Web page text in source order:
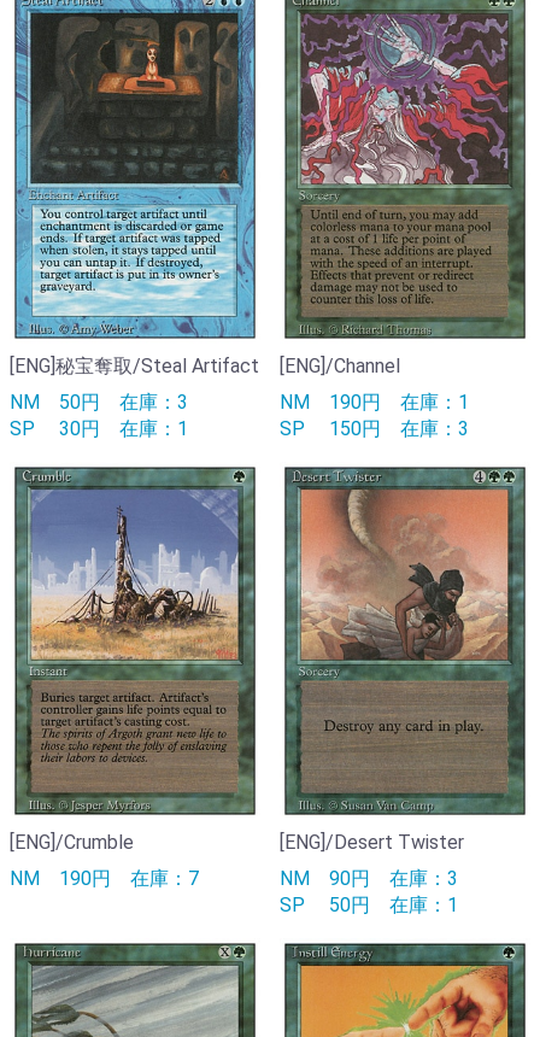
[ENG]秘宝奪取/Steal Artifact
NM 50円 在庫：3
SP
30円 在庫：1
[ENG]/Channel
NM 190円 在庫：1
SP
150円 在庫：3
[ENG]/Crumble
NM 190円 在庫：7
[ENG]/Desert Twister
NM 90円 在庫：3
SP
50円 在庫：1